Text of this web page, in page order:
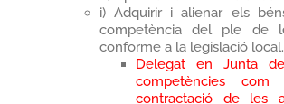
i) Adquirir i alienar els
competència del ple de
conforme a la legislació local.
Delegat en Junta
competències
contractació de les